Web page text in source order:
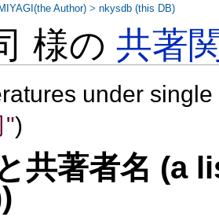
様の共著
under
")
共著者名 (a
MIYAGI(the Author) >nkysdb (this DB)